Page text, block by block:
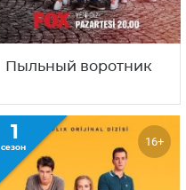
Пыльный воротник
1
сезон 16+